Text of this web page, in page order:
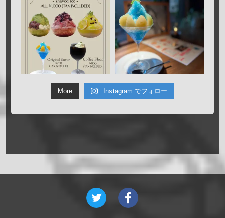
More Instagram でフォロー